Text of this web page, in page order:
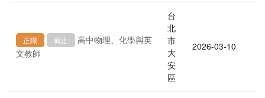
正職 截止
高中物理、化學與英
文教師
台
北
市
大
安
區
2026-03-10